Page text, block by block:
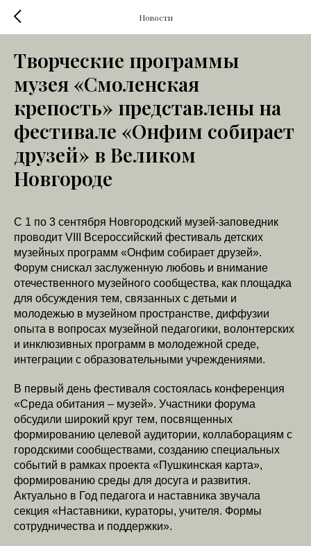
Новости
Творческие программы
музея «Смоленская
крепость» представлены на
фестивале «Онфим собирает
друзей» в Великом
Новгороде
С 1 по 3 сентября Новгородский музей-заповедник
проводит VIII Всероссийский фестиваль детских
музейных программ «Онфим собирает друзей».
Форум снискал заслуженную любовь и внимание
отечественного музейного сообщества, как площадка
для обсуждения тем, связанных с детьми и
молодежью в музейном пространстве, диффузии
опыта в вопросах музейной педагогики, волонтерских
и инклюзивных программ в молодежной среде,
интеграции с образовательными учреждениями.
В первый день фестиваля состоялась конференция
«Среда обитания – музей». Участники форума
обсудили широкий круг тем, посвященных
формированию целевой аудитории, коллаборациям с
городскими сообществами, созданию специальных
событий в рамках проекта «Пушкинская карта»,
формированию среды для досуга и развития.
Актуально в Год педагога и наставника звучала
секция «Наставники, кураторы, учителя. Формы
сотрудничества и поддержки».